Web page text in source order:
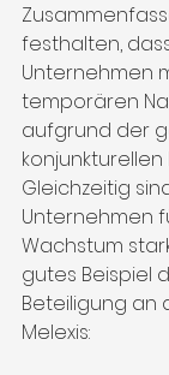
festhalten,
Unternehmen
temporären
aufgrund der
Gleichzeitig
Unternehmen
Wachstum
gutes Beispiel
Beteiligung an
Melexis: